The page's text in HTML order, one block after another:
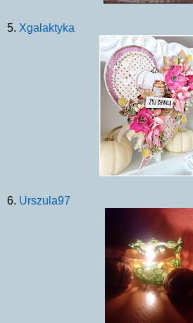
5. Xgalaktyka
6. Urszula97